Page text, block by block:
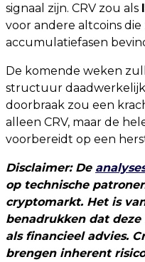
signaal zijn. CRV zou als
voor andere altcoins
accumulatiefasen
De komende weken
structuur
doorbraak zou een
alleen CRV, maar de
voorbereidt op een
Disclaimer: De
op technische
cryptomarkt. Het is
benadrukken dat
als financieel advies.
brengen inherent